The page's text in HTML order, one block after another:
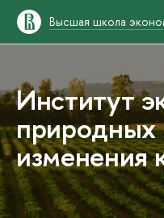
Высшая школа
Институт
природных
изменения